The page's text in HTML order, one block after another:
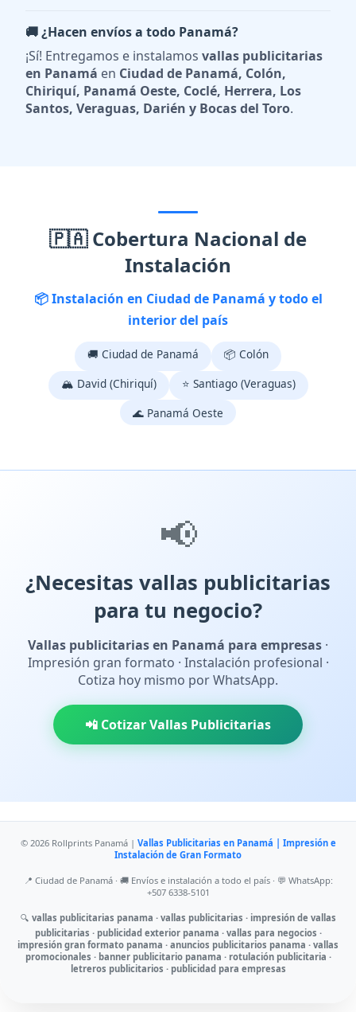
🚚 ¿Hacen envíos a todo Panamá?
¡Sí! Entregamos e instalamos vallas publicitarias
en Panamá en Ciudad de Panamá, Colón,
Chiriquí, Panamá Oeste, Coclé, Herrera, Los
Santos, Veraguas, Darién y Bocas del Toro.
🇵🇦 Cobertura Nacional de
Instalación
📦 Instalación en Ciudad de Panamá y todo el
interior del país
🚚 Ciudad de Panamá
📦 Colón
🏔️ David (Chiriquí)
⭐ Santiago (Veraguas)
🌊 Panamá Oeste
📢
¿Necesitas vallas publicitarias
para tu negocio?
Vallas publicitarias en Panamá para empresas ·
Impresión gran formato · Instalación profesional ·
Cotiza hoy mismo por WhatsApp.
📲 Cotizar Vallas Publicitarias
© 2026 Rollprints Panamá | Vallas Publicitarias en Panamá | Impresión e
Instalación de Gran Formato
📍 Ciudad de Panamá · 🚚 Envíos e instalación a todo el país · 💬 WhatsApp:
+507 6338-5101
🔍 vallas publicitarias panama · vallas publicitarias · impresión de vallas
publicitarias · publicidad exterior panama · vallas para negocios ·
impresión gran formato panama · anuncios publicitarios panama · vallas
promocionales · banner publicitario panama · rotulación publicitaria ·
letreros publicitarios · publicidad para empresas